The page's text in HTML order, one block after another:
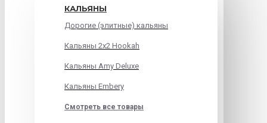
КАЛЬЯНЫ
Дорогие (элитные) кальяны
Кальяны 2х2 Hookah
Кальяны Amy Deluxe
Кальяны Embery
Смотреть все товары